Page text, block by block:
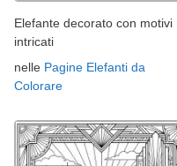
Elefante decorato con motivi
intricati
nelle Pagine Elefanti da
Colorare